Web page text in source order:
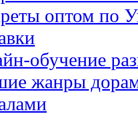
оптом по
обучение
жанры дорам